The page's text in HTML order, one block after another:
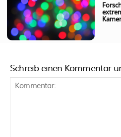
Schreib einen Kommentar